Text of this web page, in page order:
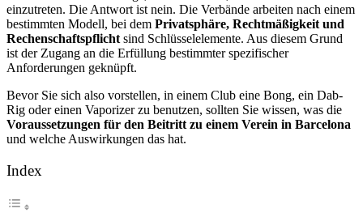
einzutreten. Die Antwort ist nein. Die Verbände arbeiten nach einem
bestimmten Modell, bei dem Privatsphäre, Rechtmäßigkeit und
Rechenschaftspflicht sind Schlüsselelemente. Aus diesem Grund
ist der Zugang an die Erfüllung bestimmter spezifischer
Anforderungen geknüpft.
Bevor Sie sich also vorstellen, in einem Club eine Bong, ein Dab-
Rig oder einen Vaporizer zu benutzen, sollten Sie wissen, was die
Voraussetzungen für den Beitritt zu einem Verein in Barcelona
und welche Auswirkungen das hat.
Index